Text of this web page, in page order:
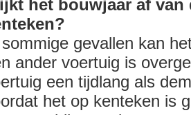
voertuig is overgeschreven.
een tijdlang als demo-model
het op kenteken is gezet. In
optreden tussen het
van het kenteken.
verkopende partij naar de